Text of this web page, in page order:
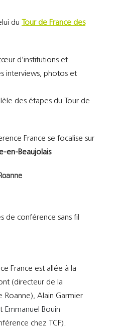
du
Tour de France des
d’institutions et
interviews, photos et
des étapes du Tour de
France se focalise sur
en-Beaujolais
de conférence sans fil
France est allée à la
(directeur de la
Roanne), Alain Garmier
Emmanuel Bouin
chez TCF).